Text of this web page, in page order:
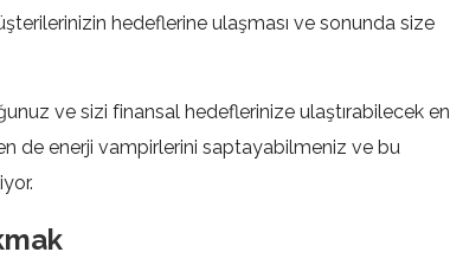
hedeflerine ulaşması ve sonunda size
ve sizi finansal hedeflerinize ulaştırabilecek en
de enerji vampirlerini saptayabilmeniz ve bu